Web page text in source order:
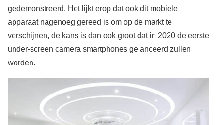
gedemonstreerd. Het lijkt erop dat ook dit mobiele
apparaat nagenoeg gereed is om op de markt te
verschijnen, de kans is dan ook groot dat in 2020 de eerste
under-screen camera smartphones gelanceerd zullen
worden.